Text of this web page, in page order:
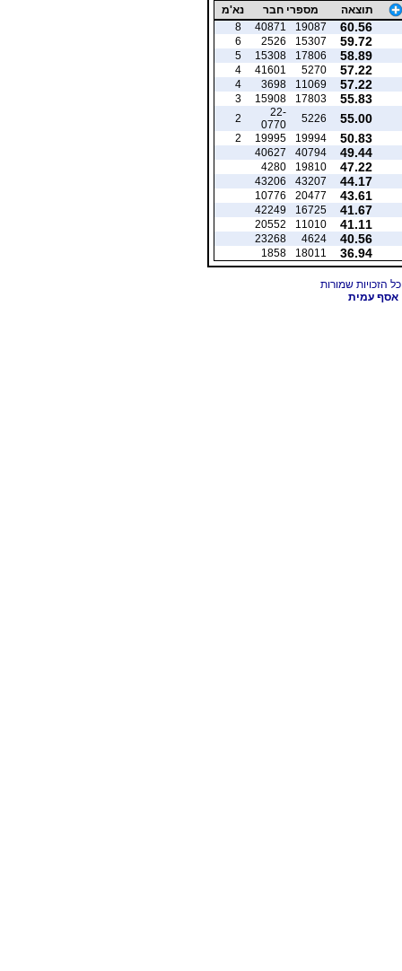
תוצאה מספרי חבר נא'מ
60.56
19087
40871
8
59.72
15307
2526
6
58.89
17806
15308
5
57.22
5270
41601
4
57.22
11069
3698
4
55.83
17803
15908
3
55.00
5226
22-
0770
2
50.83
19994
19995
2
49.44
40794
40627
47.22
19810
4280
44.17
43207
43206
43.61
20477
10776
41.67
16725
42249
41.11
11010
20552
40.56
4624
23268
36.94
18011
1858
אסף עמית